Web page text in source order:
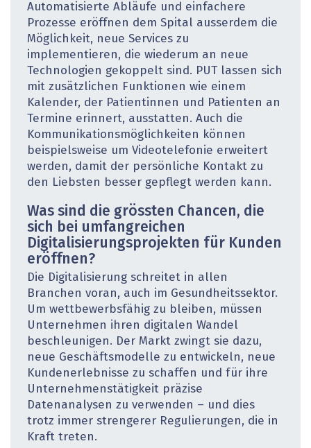
Automatisierte Abläufe und einfachere
Prozesse eröffnen dem Spital ausserdem die
Möglichkeit, neue Services zu
implementieren, die wiederum an neue
Technologien gekoppelt sind. PUT lassen sich
mit zusätzlichen Funktionen wie einem
Kalender, der Patientinnen und Patienten an
Termine erinnert, ausstatten. Auch die
Kommunikationsmöglichkeiten können
beispielsweise um Videotelefonie erweitert
werden, damit der persönliche Kontakt zu
den Liebsten besser gepflegt werden kann.
Was sind die grössten Chancen, die
sich bei umfangreichen
Digitalisierungsprojekten für Kunden
eröffnen?
Die Digitalisierung schreitet in allen
Branchen voran, auch im Gesundheitssektor.
Um wettbewerbsfähig zu bleiben, müssen
Unternehmen ihren digitalen Wandel
beschleunigen. Der Markt zwingt sie dazu,
neue Geschäftsmodelle zu entwickeln, neue
Kundenerlebnisse zu schaffen und für ihre
Unternehmenstätigkeit präzise
Datenanalysen zu verwenden – und dies
trotz immer strengerer Regulierungen, die in
Kraft treten.